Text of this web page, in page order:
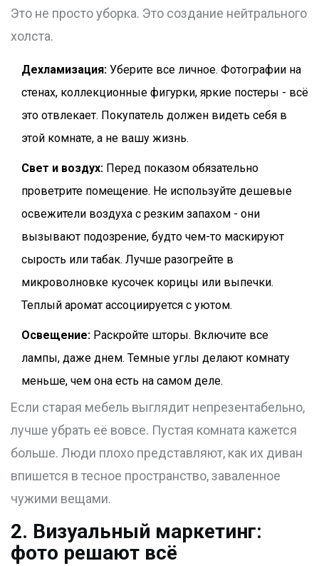
Это не просто уборка. Это создание нейтрального
холста.
Дехламизация: Уберите все личное. Фотографии на
стенах, коллекционные фигурки, яркие постеры - всё
это отвлекает. Покупатель должен видеть себя в
этой комнате, а не вашу жизнь.
Свет и воздух: Перед показом обязательно
проветрите помещение. Не используйте дешевые
освежители воздуха с резким запахом - они
вызывают подозрение, будто чем-то маскируют
сырость или табак. Лучше разогрейте в
микроволновке кусочек корицы или выпечки.
Теплый аромат ассоциируется с уютом.
Освещение: Раскройте шторы. Включите все
лампы, даже днем. Темные углы делают комнату
меньше, чем она есть на самом деле.
Если старая мебель выглядит непрезентабельно,
лучше убрать её вовсе. Пустая комната кажется
больше. Люди плохо представляют, как их диван
впишется в тесное пространство, заваленное
чужими вещами.
2. Визуальный маркетинг:
фото решают всё